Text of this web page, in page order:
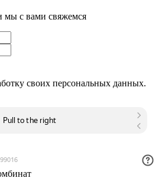
мы с вами свяжемся
своих персональных данных.